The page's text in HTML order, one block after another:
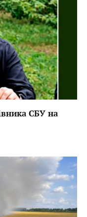
СБУ на